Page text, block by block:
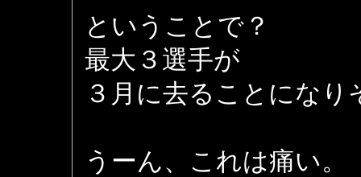
ということで？
最大３選手が
３月に去ることになり
うーん、これは痛い。